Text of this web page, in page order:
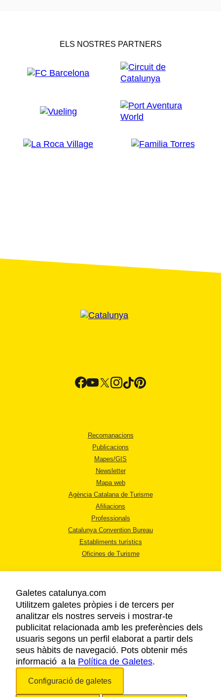
ELS NOSTRES PARTNERS
Recomanacions
Publicacions
Mapes/GIS
Newsletter
Mapa web
Agència Catalana de Turisme
Afiliacions
Professionals
Catalunya Convention Bureau
Establiments turístics
Oficines de Turisme
AVÍS LEGAL
POLÍTICA DE PRIVACITAT
COOKIES
ACCESSIBILITAT
Galetes catalunya.com
Utilitzem galetes pròpies i de tercers per
analitzar els nostres serveis i mostrar-te
publicitat relacionada amb les preferències dels
usuaris segons un perfil elaborat a partir dels
seus hàbits de navegació. Pots obtenir més
informació a la Política de Galetes.
Configuració de galetes